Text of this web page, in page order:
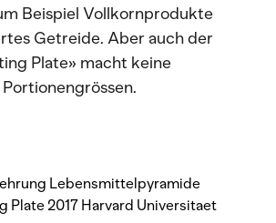
Beispiel Vollkornprodukte
Getreide. Aber auch der
Plate» macht keine